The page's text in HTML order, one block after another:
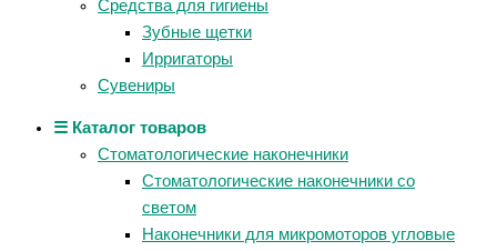
Средства для гигиены
Зубные щетки
Ирригаторы
Сувениры
☰ Каталог товаров
Стоматологические наконечники
Стоматологические наконечники со
светом
Наконечники для микромоторов угловые